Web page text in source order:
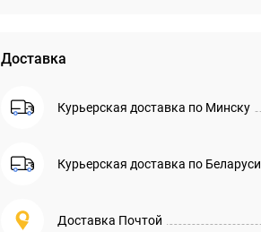
Доставка
Курьерская доставка по Минску
Курьерская доставка по Беларуси
Доставка Почтой